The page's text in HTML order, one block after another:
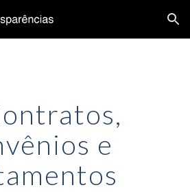
Skip to navigation
e